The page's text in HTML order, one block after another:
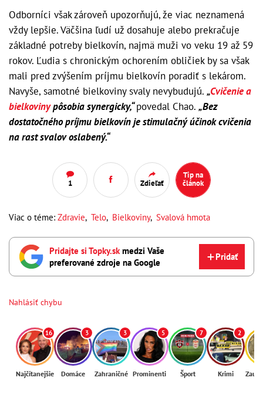
Odborníci však zároveň upozorňujú, že viac neznamená
vždy lepšie. Väčšina ľudí už dosahuje alebo prekračuje
základné potreby bielkovín, najmä muži vo veku 19 až 59
rokov. Ľudia s chronickým ochorením obličiek by sa však
mali pred zvýšením príjmu bielkovín poradiť s lekárom.
Navyše, samotné bielkoviny svaly nevybudujú. „Cvičenie a
bielkovinypôsobia synergicky,“povedal Chao. „Bez
dostatočného príjmu bielkovín je stimulačný účinok cvičenia
na rast svalov oslabený.“
1 Zdieľať
Tip na
článok
Viac o téme: Zdravie, Telo, Bielkoviny, Svalová hmota
Pridajte si Topky.skmedzi Vaše
preferované zdroje na Google
Pridať
Nahlásiť chybu
16
Najčítanejšie
3
Domáce
3
Zahraničné
5
Prominenti
7
Šport
2
Krimi